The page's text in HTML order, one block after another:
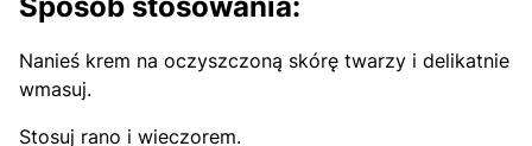
Nanieś krem na oczyszczoną skórę twarzy i delikatnie
wmasuj.
Stosuj rano i wieczorem.